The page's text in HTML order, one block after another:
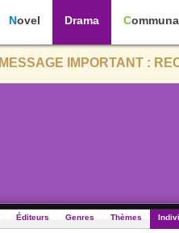
Novel Drama
MESSAGE IMPORTANT :
Éditeurs Genres Thèmes